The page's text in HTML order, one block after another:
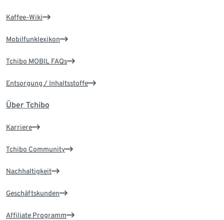
Kaffee-Wiki
Mobilfunklexikon
Tchibo MOBIL FAQs
Entsorgung / Inhaltsstoffe
Über Tchibo
Karriere
Tchibo Community
Nachhaltigkeit
Geschäftskunden
Affiliate Programm